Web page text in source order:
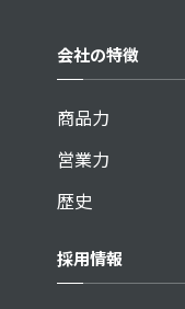
会社の特徴
商品力
営業力
歴史
採用情報